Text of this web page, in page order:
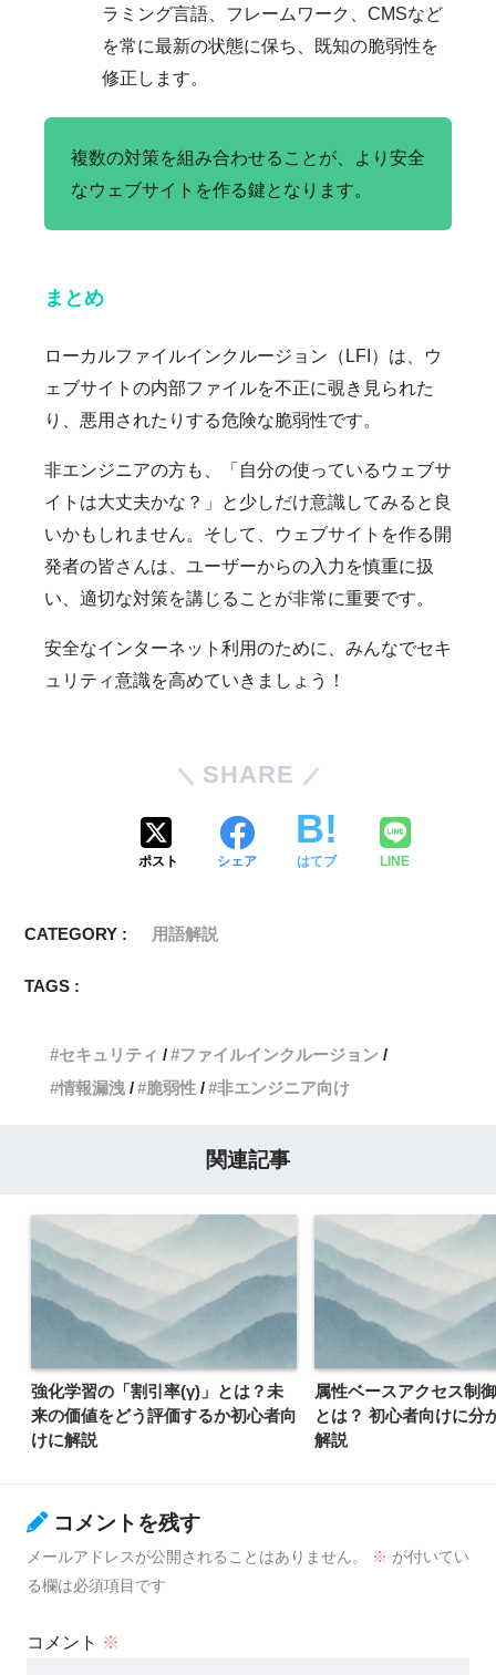
ラミング言語、フレームワーク、CMSなど
を常に最新の状態に保ち、既知の脆弱性を
修正します。
複数の対策を組み合わせることが、より安全
なウェブサイトを作る鍵となります。
まとめ
ローカルファイルインクルージョン（LFI）は、ウ
ェブサイトの内部ファイルを不正に覗き見られた
り、悪用されたりする危険な脆弱性です。
非エンジニアの方も、「自分の使っているウェブサ
イトは大丈夫かな？」と少しだけ意識してみると良
いかもしれません。そして、ウェブサイトを作る開
発者の皆さんは、ユーザーからの入力を慎重に扱
い、適切な対策を講じることが非常に重要です。
安全なインターネット利用のために、みんなでセキ
ュリティ意識を高めていきましょう！
SHARE
ポスト シェア はてブ LINE
CATEGORY : 用語解説
TAGS :
セキュリティ
ファイルインクルージョン
情報漏洩
脆弱性 非エンジニア向け
関連記事
強化学習の「割引率(γ)」とは？未
来の価値をどう評価するか初心者向
けに解説
属性ベースアクセス制
とは？ 初心者向けに分
解説
コメントを残す
メールアドレスが公開されることはありません。 ※ が付いてい
る欄は必須項目です
コメント ※